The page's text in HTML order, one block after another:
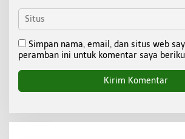
Simpan nama, email, dan situs web
peramban ini untuk komentar saya